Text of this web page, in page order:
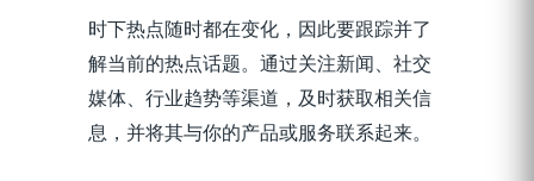
时下热点随时都在变化，因此要跟踪并了
解当前的热点话题。通过关注新闻、社交
媒体、行业趋势等渠道，及时获取相关信
息，并将其与你的产品或服务联系起来。